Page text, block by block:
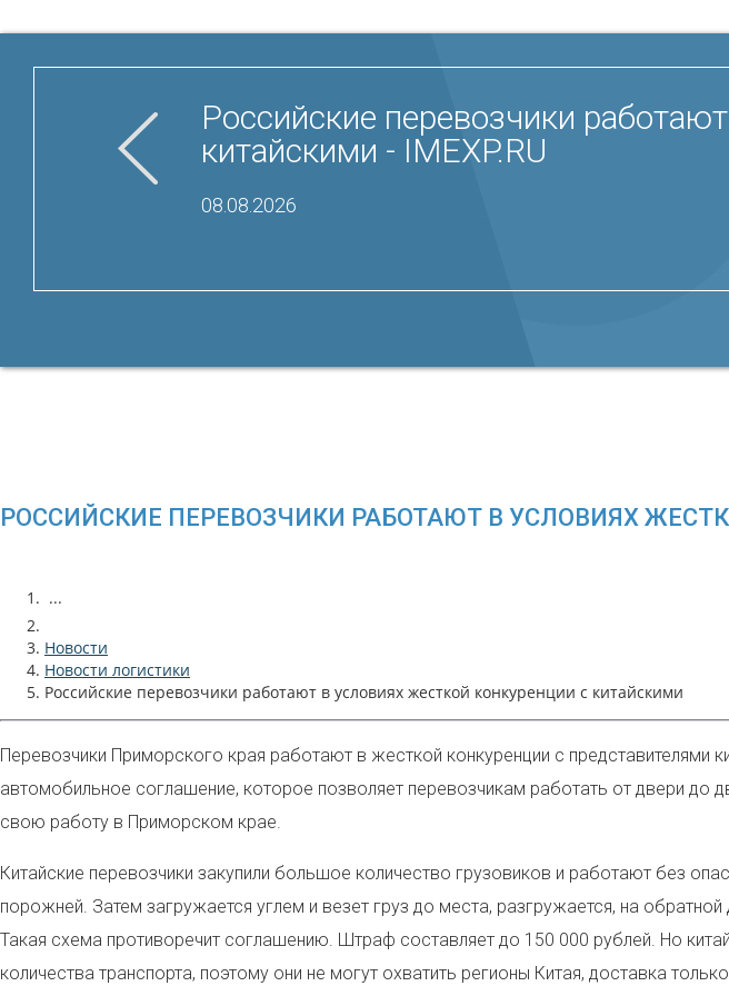
Российские перевозчики
китайскими - IMEXP.RU
08.08.2026
РОССИЙСКИЕ ПЕРЕВОЗЧИКИ РАБОТАЮТ В УСЛОВИЯХ
...
Новости
Новости логистики
Российские перевозчики работают в условиях жесткой конкуренции с китайскими
Перевозчики Приморского края работают в жесткой конкуренции с представителями
автомобильное соглашение, которое позволяет перевозчикам работать от двери до
свою работу в Приморском крае.
Китайские перевозчики закупили большое количество грузовиков и работают без
порожней. Затем загружается углем и везет груз до места, разгружается, на
Такая схема противоречит соглашению. Штраф составляет до 150 000 рублей. Но
количества транспорта, поэтому они не могут охватить регионы Китая, доставка